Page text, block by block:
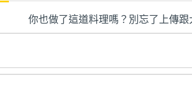
你也做了這道料理嗎？別忘了上傳跟